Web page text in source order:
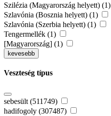
Szilézia (Magyarország helyett) (1)
Szlavónia (Bosznia helyett) (1)
Szlavónia (Szerbia helyett) (1)
Tengermellék (1)
[Magyarország] (1)
kevesebb
Veszteség típus
sebesült (511749)
hadifogoly (307487)